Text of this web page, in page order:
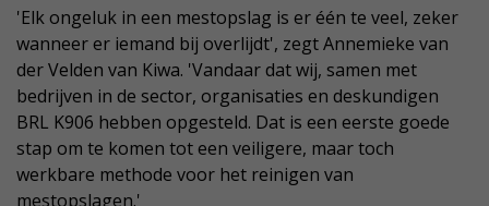
'Elk ongeluk in een mestopslag is er één te veel, zeker
wanneer er iemand bij overlijdt', zegt Annemieke van
der Velden van Kiwa. 'Vandaar dat wij, samen met
bedrijven in de sector, organisaties en deskundigen
BRL K906 hebben opgesteld. Dat is een eerste goede
stap om te komen tot een veiligere, maar toch
werkbare methode voor het reinigen van
mestopslagen.'